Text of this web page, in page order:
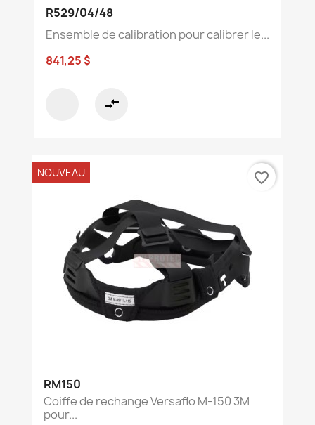
R529/04/48
Ensemble de calibration pour calibrer le...
841,25 $
compare_arrows
RM150
Coiffe de rechange Versaflo M-150 3M
pour...
NOUVEAU favorite_border